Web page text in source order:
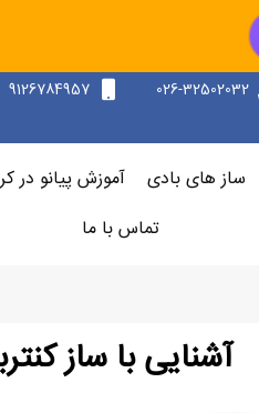
026-32502032
9126784957
ساز های بادی آموزش پیانو در
تماس با ما
آشنایی با ساز